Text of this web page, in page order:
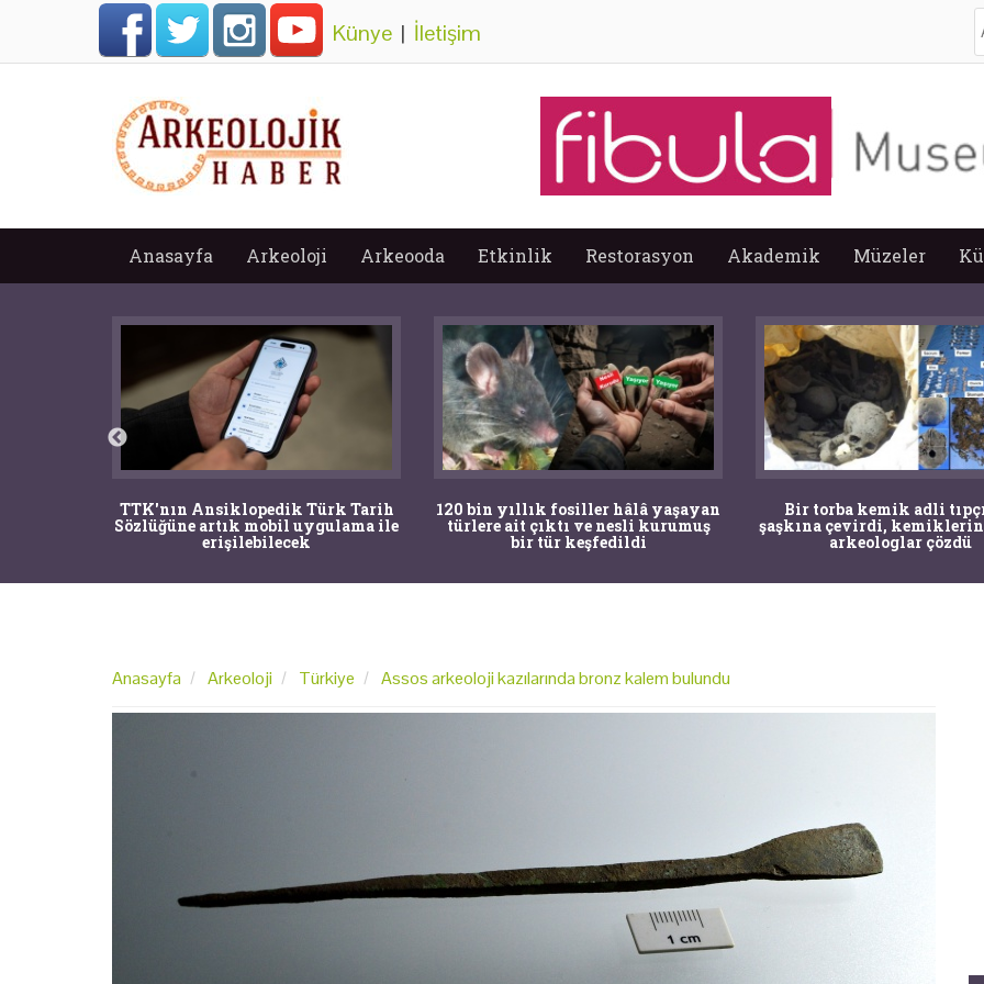
Künye | İletişim
Anasayfa Arkeoloji Arkeooda Etkinlik Restorasyon Akademik Müzeler
120 bin yıllık fosiller hâlâ yaşayan
türlere ait çıktı ve nesli kurumuş
bir tür keşfedildi
Bir torba kemik adli tıpçıları
şaşkına çevirdi, kemiklerin sırrını
arkeologlar çözdü
Mandalya Körfezi’nde
çocuğun dikkati arkeolojik
yol açtı
Anasayfa Arkeoloji Türkiye Assos arkeoloji kazılarında bronz kalem bulundu